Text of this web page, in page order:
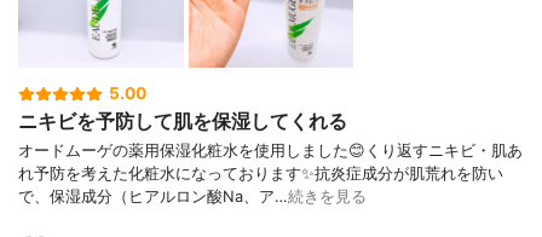
5.00
ニキビを予防して肌を保湿してくれる
オードムーゲの薬用保湿化粧水を使用しました😊くり返すニキビ・肌あ
れ予防を考えた化粧水になっております✨抗炎症成分が肌荒れを防い
で、保湿成分（ヒアルロン酸Na、ア…続きを見る